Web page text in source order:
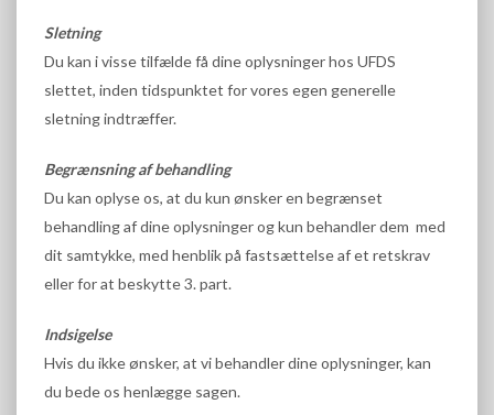
Sletning
Du kan i visse tilfælde få dine oplysninger hos UFDS
slettet, inden tidspunktet for vores egen generelle
sletning indtræffer.
Begrænsning af behandling
Du kan oplyse os, at du kun ønsker en begrænset
behandling af dine oplysninger og kun behandler dem med
dit samtykke, med henblik på fastsættelse af et retskrav
eller for at beskytte 3. part.
Indsigelse
Hvis du ikke ønsker, at vi behandler dine oplysninger, kan
du bede os henlægge sagen.